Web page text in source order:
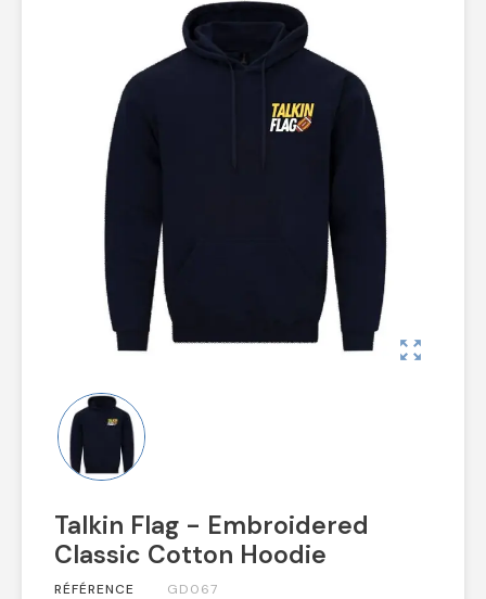
zoom_out_map
Talkin Flag - Embroidered
Classic Cotton Hoodie
RÉFÉRENCE GD067